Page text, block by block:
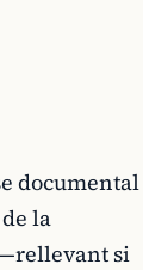
documental
la
si